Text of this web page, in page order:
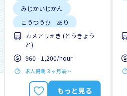
みじかいじかん
こうつうひ あり
しゅう2、3にち
はじめて OK
カメアリえき (とうきょう
と)
960 - 1,200/hour
求人掲載 ３ヶ月前〜
もっと見る